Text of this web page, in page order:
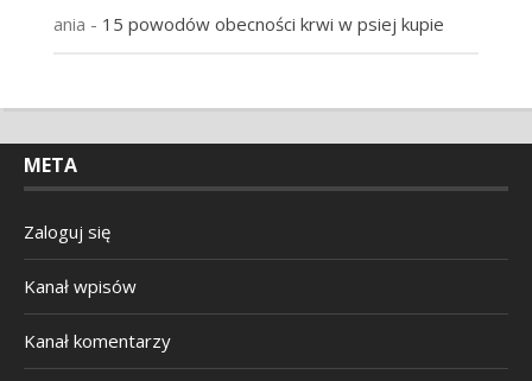
ania - 15 powodów obecności krwi w psiej kupie
META
Zaloguj się
Kanał wpisów
Kanał komentarzy